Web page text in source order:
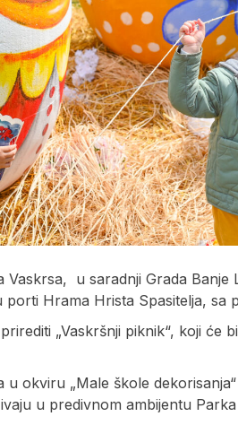
u saradnji Grada
Hrama Hrista Spasitelja, sa
„Vaskršnji piknik“, koji će
okviru „Male škole
u predivnom ambijentu Parka